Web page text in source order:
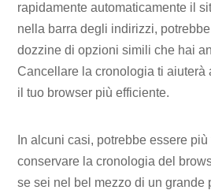
rapidamente automaticamente il
nella barra degli indirizzi,
dozzine di opzioni simili che hai
Cancellare la cronologia ti aiuterà
il tuo browser più efficiente.
In alcuni casi, potrebbe essere
conservare la cronologia del
se sei nel bel mezzo di un grande